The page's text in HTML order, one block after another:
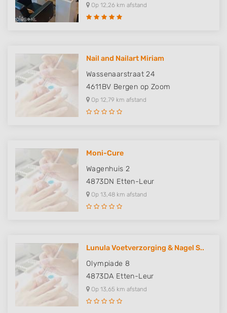
Op 12,26 km afstand
Nail and Nailart Miriam
Wassenaarstraat 24
4611BV Bergen op Zoom
Op 12,79 km afstand
Moni-Cure
Wagenhuis 2
4873DN Etten-Leur
Op 13,48 km afstand
Lunula Voetverzorging & Nagel S..
Olympiade 8
4873DA Etten-Leur
Op 13,65 km afstand